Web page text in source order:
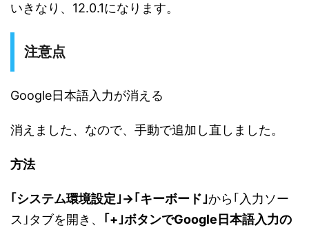
いきなり、12.0.1になります。
注意点
Google日本語入力が消える
消えました、なので、手動で追加し直しました。
方法
｢システム環境設定｣→｢キーボード｣から｢入力ソー
ス｣タブを開き、 ｢+｣ボタンでGoogle日本語入力の